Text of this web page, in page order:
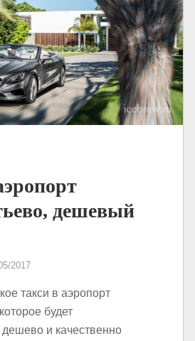
дешевый
2017
такси в аэропорт
будет
дешево и качественно